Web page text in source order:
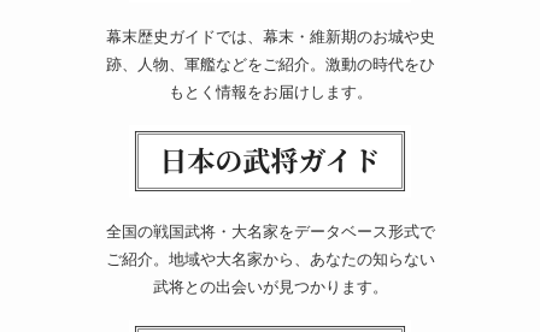
幕末歴史ガイドでは、幕末・維新期のお城や史
跡、人物、軍艦などをご紹介。激動の時代をひ
もとく情報をお届けします。
全国の戦国武将・大名家をデータベース形式で
ご紹介。地域や大名家から、あなたの知らない
武将との出会いが見つかります。